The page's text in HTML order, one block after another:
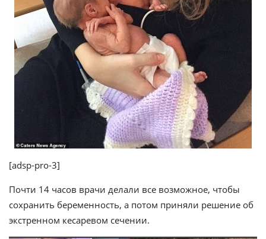
[adsp-pro-3]
Почти 14 часов врачи делали все возможное, чтобы
сохранить беременность, а потом приняли решение об
экстренном кесаревом сечении.